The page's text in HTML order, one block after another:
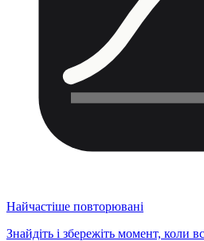
Найчастіше повторювані
Знайдіть і збережіть момент, коли